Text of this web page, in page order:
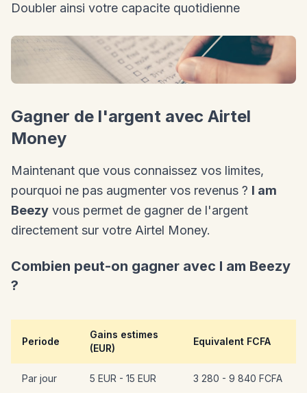
Doubler ainsi votre capacite quotidienne
Gagner de l'argent avec Airtel
Money
Maintenant que vous connaissez vos limites,
pourquoi ne pas augmenter vos revenus ? I am
Beezy vous permet de gagner de l'argent
directement sur votre Airtel Money.
Combien peut-on gagner avec I am Beezy
?
Periode
Gains estimes
(EUR)
Equivalent FCFA
Par jour 5 EUR - 15 EUR 3 280 - 9 840 FCFA